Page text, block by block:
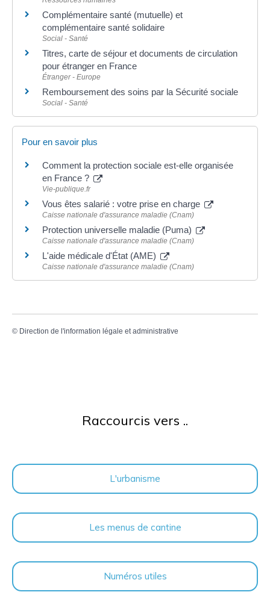
Complémentaire santé (mutuelle) et
complémentaire santé solidaire
Social - Santé
Titres, carte de séjour et documents de circulation
pour étranger en France
Étranger - Europe
Remboursement des soins par la Sécurité sociale
Social - Santé
Pour en savoir plus
Comment la protection sociale est-elle organisée
en France ?
Vie-publique.fr
Vous êtes salarié : votre prise en charge
Caisse nationale d'assurance maladie (Cnam)
Protection universelle maladie (Puma)
Caisse nationale d'assurance maladie (Cnam)
L'aide médicale d'État (AME)
Caisse nationale d'assurance maladie (Cnam)
© Direction de l'information légale et administrative
Raccourcis vers ..
L'urbanisme
Les menus de cantine
Numéros utiles